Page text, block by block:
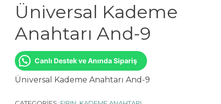
Üniversal Kademe
Anahtarı And-9
Canlı Destek ve Anında Sipariş
Üniversal Kademe Anahtarı And-9